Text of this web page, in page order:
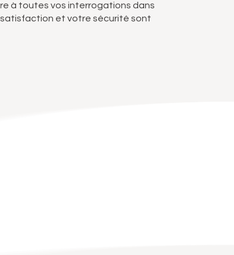
à toutes vos interrogations dans
et votre sécurité sont